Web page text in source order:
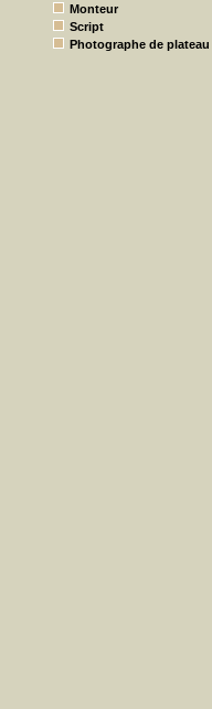
Monteur
Script
Photographe de plateau